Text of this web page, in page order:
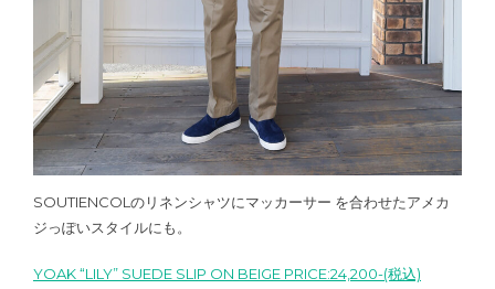
SOUTIENCOLのリネンシャツにマッカーサー を合わせたアメカ
ジっぽいスタイルにも。
YOAK “LILY” SUEDE SLIP ON BEIGE PRICE:24,200-(税込)